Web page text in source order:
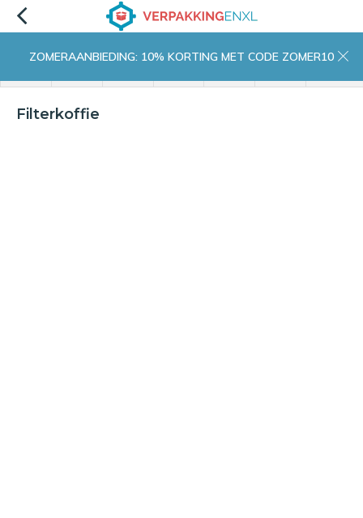
ZOMERAANBIEDING: 10% KORTING MET CODE ZOMER10
Filterkoffie